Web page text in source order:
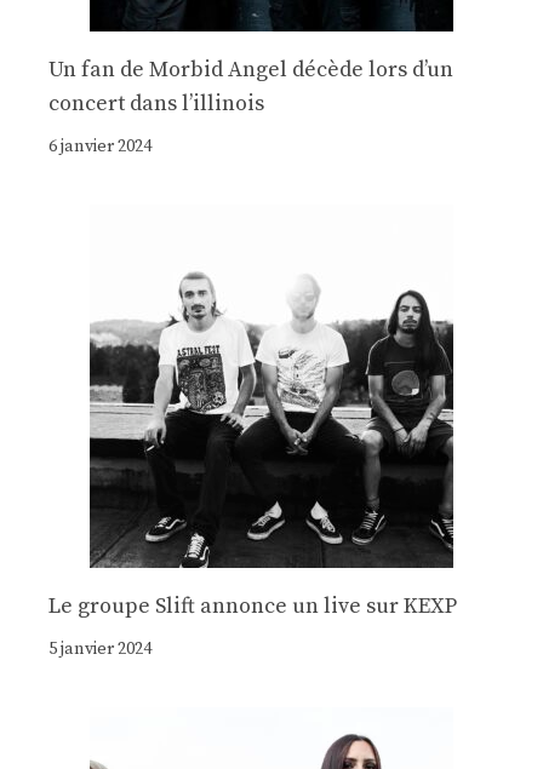
Un fan de Morbid Angel décède lors d’un
concert dans l’illinois
6 janvier 2024
Le groupe Slift annonce un live sur KEXP
5 janvier 2024